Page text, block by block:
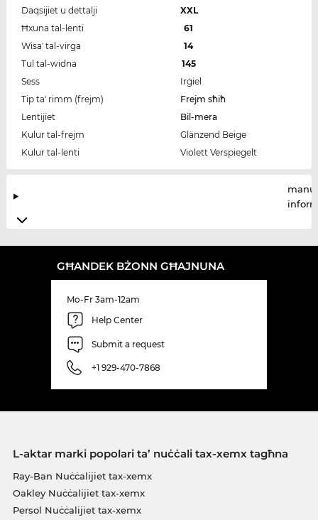
Daqsijiet u dettalji
XXL
Ħxuna tal-lenti
61
Wisa' tal-virga
14
Tul tal-widna
145
Sess
Irġiel
Tip ta' rimm (frejm)
Frejm sħiħ
Lentijiet
Bil-mera
Kulur tal-frejm
Glänzend Beige
Kulur tal-lenti
Violett Verspiegelt
GĦANDEK BŻONN GĦAJNUNA
Mo-Fr 3am-12am
Help Center
Submit a request
+1 929-470-7868
L-aktar marki popolari ta’ nuċċali tax-xemx tagħna
Ray-Ban Nuċċalijiet tax-xemx
Oakley Nuċċalijiet tax-xemx
Persol Nuċċalijiet tax-xemx